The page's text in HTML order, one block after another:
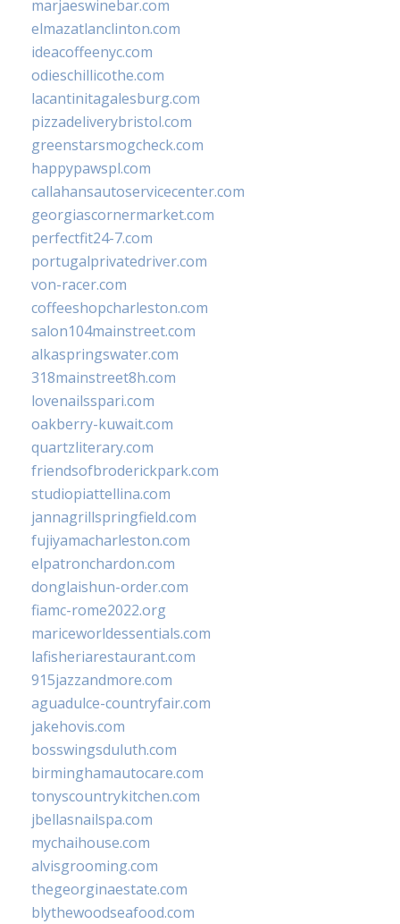
marjaeswinebar.com
elmazatlanclinton.com
ideacoffeenyc.com
odieschillicothe.com
lacantinitagalesburg.com
pizzadeliverybristol.com
greenstarsmogcheck.com
happypawspl.com
callahansautoservicecenter.com
georgiascornermarket.com
perfectfit24-7.com
portugalprivatedriver.com
von-racer.com
coffeeshopcharleston.com
salon104mainstreet.com
alkaspringswater.com
318mainstreet8h.com
lovenailsspari.com
oakberry-kuwait.com
quartzliterary.com
friendsofbroderickpark.com
studiopiattellina.com
jannagrillspringfield.com
fujiyamacharleston.com
elpatronchardon.com
donglaishun-order.com
fiamc-rome2022.org
mariceworldessentials.com
lafisheriarestaurant.com
915jazzandmore.com
aguadulce-countryfair.com
jakehovis.com
bosswingsduluth.com
birminghamautocare.com
tonyscountrykitchen.com
jbellasnailspa.com
mychaihouse.com
alvisgrooming.com
thegeorginaestate.com
blythewoodseafood.com